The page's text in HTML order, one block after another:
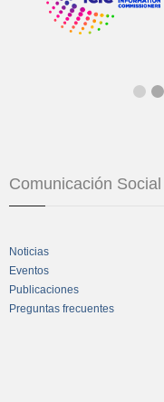
Comunicación Social
Noticias
Eventos
Publicaciones
Preguntas frecuentes